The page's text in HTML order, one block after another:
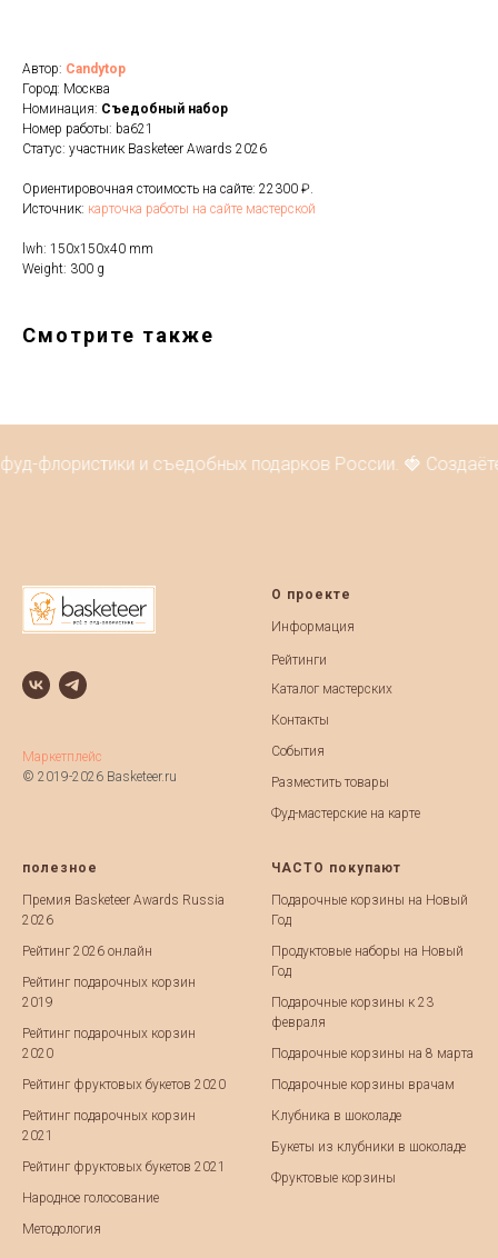
Автор: Candytop
Город: Москва
Номинация: Cъедобный набор
Номер работы: ba621
Статус: участник Basketeer Awards 2026
Ориентировочная стоимость на сайте: 22300 ₽.
Источник: карточка работы на сайте мастерской
lwh: 150x150x40 mm
Weight: 300 g
Смотрите также
флористики и съедобных подарков России. 🍓
Маркетплейс
© 2019-2026 Basketeer.ru
О проекте
Информация
Рейтинги
Каталог мастерских
Контакты
События
Разместить товары
Фуд-мастерские на карте
полезное
Премия Basketeer Awards Russia
2026
Рейтинг 2026 онлайн
Рейтинг подарочных корзин
2019
Рейтинг подарочных корзин
2020
Рейтинг фруктовых букетов 2020
Рейтинг подарочных корзин
2021
Рейтинг фруктовых букетов 2021
Народное голосование
Методология
ЧАСТО покупают
Подарочные корзины на Новый
Год
Продуктовые наборы на Новый
Год
Подарочные корзины к 23
февраля
Подарочные корзины на 8 марта
Подарочные корзины врачам
Клубника в шоколаде
Букеты из клубники в шоколаде
Фруктовые корзины